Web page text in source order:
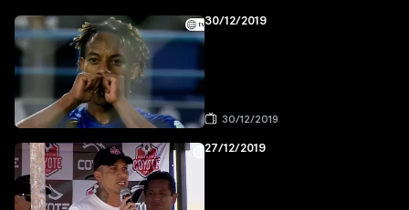
30/12/2019
30/12/2019
27/12/2019